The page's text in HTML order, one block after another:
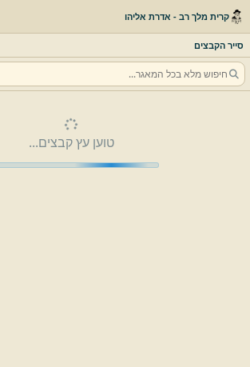
קרית מלך רב - אדרת אליהו
סייר הקבצים
טוען עץ קבצים...